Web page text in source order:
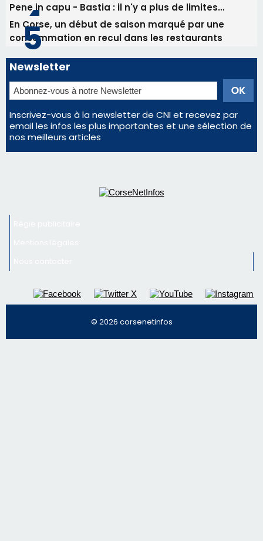
Pene in capu - Bastia : il n'y a plus de limites…
En Corse, un début de saison marqué par une
consommation en recul dans les restaurants
Newsletter
Inscrivez-vous à la newsletter de CNI et recevez par
email les infos les plus importantes et une sélection de
nos meilleurs articles
© 2026 corsenetinfos